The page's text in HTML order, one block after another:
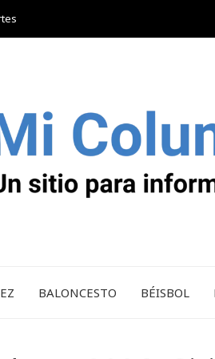
BALONCESTO BÉISBOL